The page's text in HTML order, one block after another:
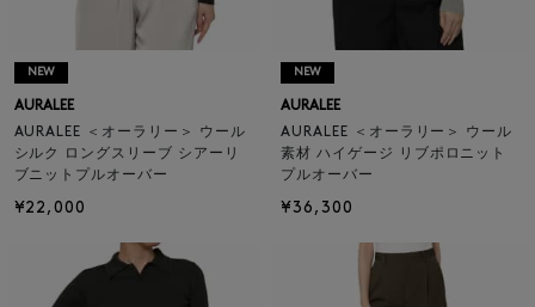
NEW
AURALEE
AURALEE ＜オーラリー＞ ウール
シルク ロングスリーブ シアーリ
ブニットプルオーバー
¥22,000
NEW
AURALEE
AURALEE ＜オーラリー＞ ウール
素材 ハイゲージ リブポロニット
プルオーバー
¥36,300